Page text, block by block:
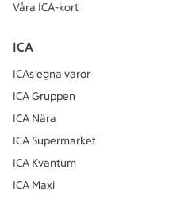
Våra ICA-kort
ICA
ICAs egna varor
ICA Gruppen
ICA Nära
ICA Supermarket
ICA Kvantum
ICA Maxi